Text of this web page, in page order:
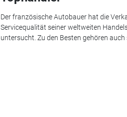
Der französische Autobauer hat die
Servicequalität seiner weltweiten
untersucht. Zu den Besten gehören auch